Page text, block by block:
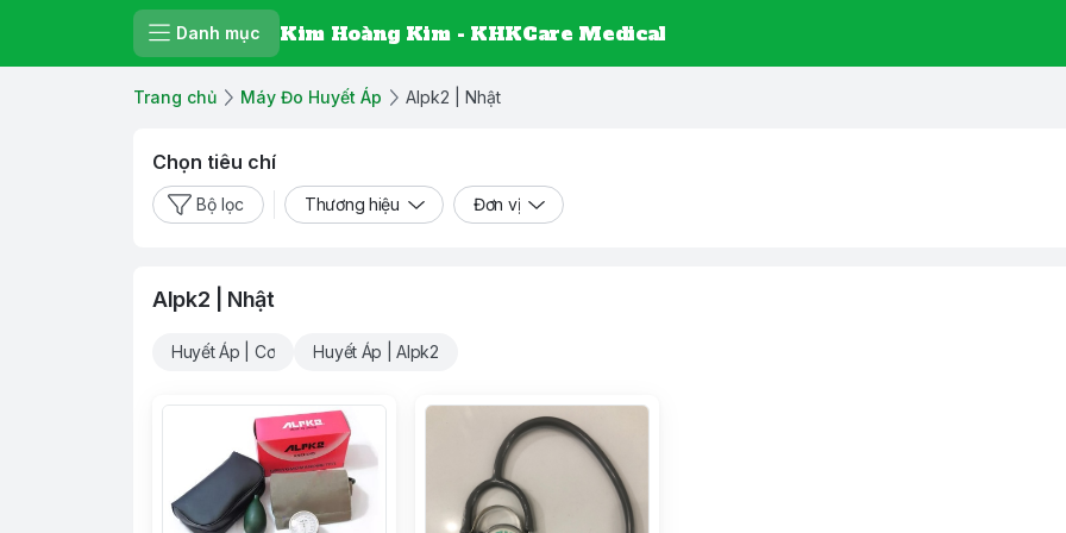
Danh mục Kim Hoàng Kim - KHKCare Medical
Trang chủ Máy Đo Huyết Áp Alpk2 | Nhật
Chọn tiêu chí
Bộ lọc Thương hiệu Đơn vị
Alpk2 | Nhật
Huyết Áp | Cơ Huyết Áp | Alpk2